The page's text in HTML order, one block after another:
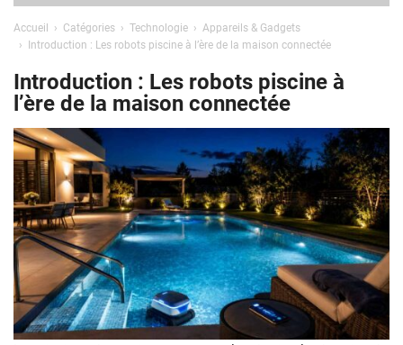
Accueil Catégories Technologie
Appareils & Gadgets
Introduction : Les robots piscine à l’ère de la maison connectée
Introduction : Les robots piscine à
l’ère de la maison connectée